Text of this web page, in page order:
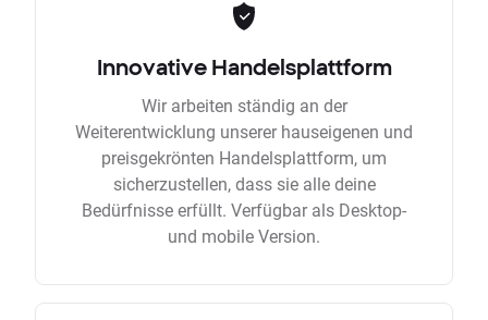
Innovative Handelsplattform
Wir arbeiten ständig an der
Weiterentwicklung unserer hauseigenen und
preisgekrönten Handelsplattform, um
sicherzustellen, dass sie alle deine
Bedürfnisse erfüllt. Verfügbar als Desktop-
und mobile Version.